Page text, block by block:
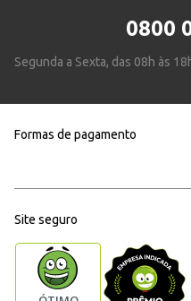
0800
Segunda a Sexta, das 08h às
Formas de pagamento
Site seguro